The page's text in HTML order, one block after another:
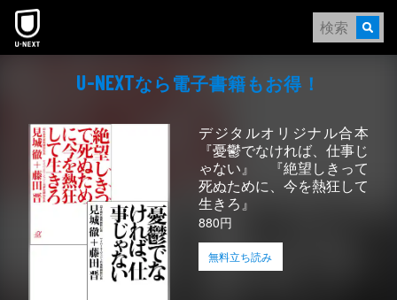
本文へスキップ
U-NEXTなら電⼦書籍もお得！
デジタルオリジナル合本
『憂鬱でなければ、仕事じ
ゃない』 『絶望しきって
死ぬために、今を熱狂して
生きろ』
880円
無料立ち読み